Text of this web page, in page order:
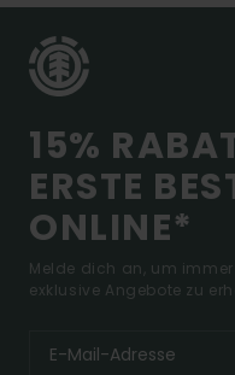
15%
ERSTE
ONLINE*
Melde dich an, um
exklusive Angebote zu